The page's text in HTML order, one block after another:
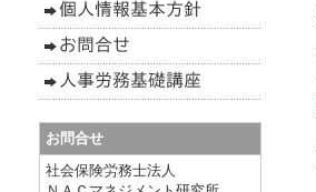
お問合せ
社会保険労務士法人